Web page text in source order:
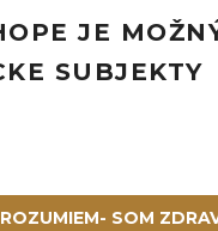
JE
SUBJEKTY
ROZUMIEM- SOM